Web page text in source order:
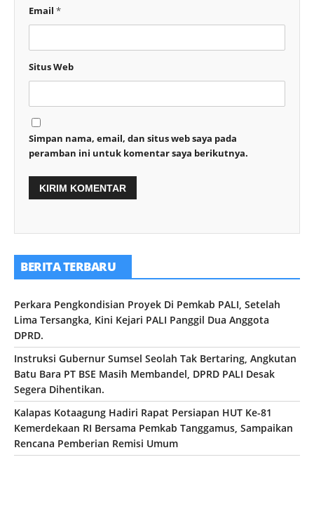
Email *
Situs Web
Simpan nama, email, dan situs web saya pada
peramban ini untuk komentar saya berikutnya.
BERITA TERBARU
Perkara Pengkondisian Proyek Di Pemkab PALI, Setelah
Lima Tersangka, Kini Kejari PALI Panggil Dua Anggota
DPRD.
Instruksi Gubernur Sumsel Seolah Tak Bertaring, Angkutan
Batu Bara PT BSE Masih Membandel, DPRD PALI Desak
Segera Dihentikan.
Kalapas Kotaagung Hadiri Rapat Persiapan HUT Ke-81
Kemerdekaan RI Bersama Pemkab Tanggamus, Sampaikan
Rencana Pemberian Remisi Umum